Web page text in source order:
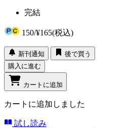
完結
150/¥165(税込)
新刊通知
後で買う
購入に進む
カートに追加
カートに追加しました
試し読み